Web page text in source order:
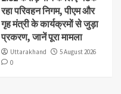
रहा परिवहन निगम, पीएम और
गृह मंत्री के कार्यक्रमों से जुड़ा
प्रकरण, जानें पूरा मामला
Uttarakhand
5 August 2026
0